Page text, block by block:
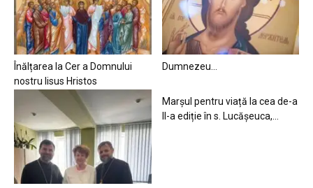
Înălțarea la Cer a Domnului
nostru Iisus Hristos
Dumnezeu…
Marșul pentru viață la cea de-a
II-a ediție în s. Lucășeuca,...